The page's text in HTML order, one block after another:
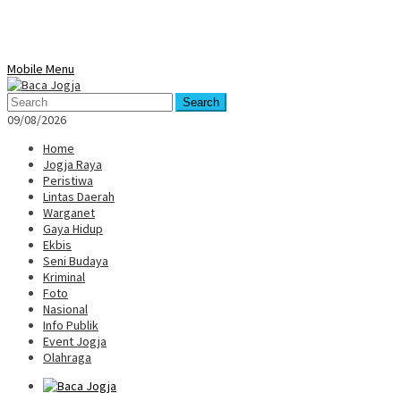
Mobile Menu
Search
09/08/2026
Home
Jogja Raya
Peristiwa
Lintas Daerah
Warganet
Gaya Hidup
Ekbis
Seni Budaya
Kriminal
Foto
Nasional
Info Publik
Event Jogja
Olahraga